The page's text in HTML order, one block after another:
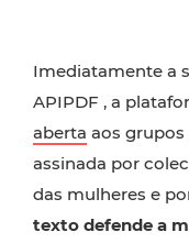
Imediatamente a
APIPDF , a
aberta aos
assinada por
das mulheres e
texto defende a